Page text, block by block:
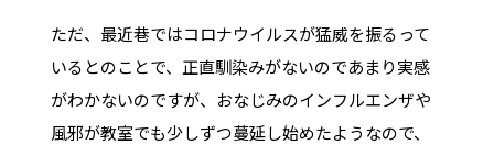
ただ、最近巷ではコロナウイルスが猛威を振るって
いるとのことで、正直馴染みがないのであまり実感
がわかないのですが、おなじみのインフルエンザや
風邪が教室でも少しずつ蔓延し始めたようなので、